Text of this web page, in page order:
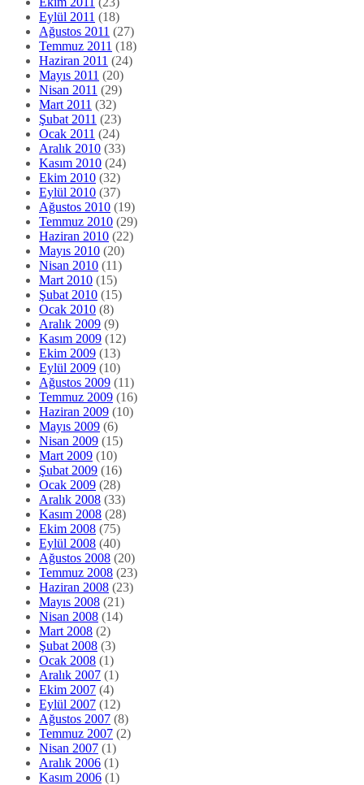
Eylül 2011 (18)
Ağustos 2011 (27)
Temmuz 2011 (18)
Haziran 2011 (24)
Mayıs 2011 (20)
Nisan 2011 (29)
Mart 2011 (32)
Şubat 2011 (23)
Ocak 2011 (24)
Aralık 2010 (33)
Kasım 2010 (24)
Ekim 2010 (32)
Eylül 2010 (37)
Ağustos 2010 (19)
Temmuz 2010 (29)
Haziran 2010 (22)
Mayıs 2010 (20)
Nisan 2010 (11)
Mart 2010 (15)
Şubat 2010 (15)
Ocak 2010 (8)
Aralık 2009 (9)
Kasım 2009 (12)
Ekim 2009 (13)
Eylül 2009 (10)
Ağustos 2009 (11)
Temmuz 2009 (16)
Haziran 2009 (10)
Mayıs 2009 (6)
Nisan 2009 (15)
Mart 2009 (10)
Şubat 2009 (16)
Ocak 2009 (28)
Aralık 2008 (33)
Kasım 2008 (28)
Ekim 2008 (75)
Eylül 2008 (40)
Ağustos 2008 (20)
Temmuz 2008 (23)
Haziran 2008 (23)
Mayıs 2008 (21)
Nisan 2008 (14)
Mart 2008 (2)
Şubat 2008 (3)
Ocak 2008 (1)
Aralık 2007 (1)
Ekim 2007 (4)
Eylül 2007 (12)
Ağustos 2007 (8)
Temmuz 2007 (2)
Nisan 2007 (1)
Aralık 2006 (1)
Kasım 2006 (1)